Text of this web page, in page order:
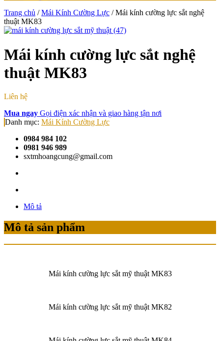
Trang chủ /Mái Kính Cường Lực / Mái kính cường lực sắt nghệ
thuật MK83
Mái kính cường lực sắt nghệ
thuật MK83
Liên hệ
Mua ngay Gọi điện xác nhận và giao hàng tận nơi
Danh mục: Mái Kính Cường Lực
0984 984 102
0981 946 989
sxtmhoangcung@gmail.com
Mô tả
Mô tả sản phẩm
Mái kính cường lực sắt mỹ thuật MK83
Mái kính cường lực sắt mỹ thuật MK82